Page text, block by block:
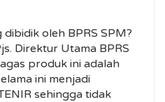
oleh BPRS SPM?
Direktur Utama BPRS
produk ini adalah
ini menjadi
sehingga tidak